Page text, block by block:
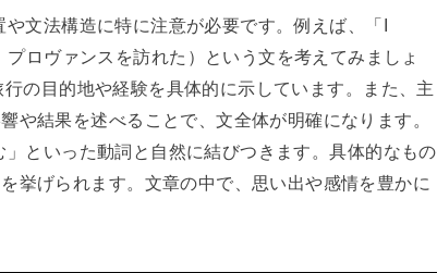
文法構造に特に注意が必要です。例えば、「I
ロヴァンスを訪れた）という文を考えてみましょ
の目的地や経験を具体的に示しています。また、主
や結果を述べることで、文全体が明確になります。
といった動詞と自然に結びつきます。具体的なもの
挙げられます。文章の中で、思い出や感情を豊かに